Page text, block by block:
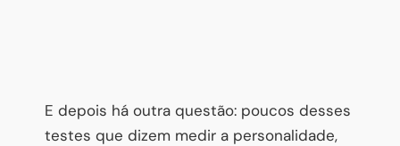
E depois há outra questão: poucos desses
testes que dizem medir a personalidade,